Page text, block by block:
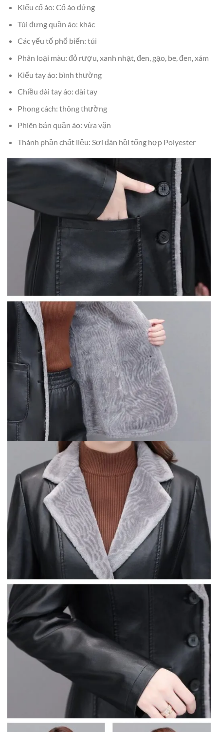
Kiểu cổ áo: Cổ áo đứng
Túi đựng quần áo: khác
Các yếu tố phổ biến: túi
Phân loại màu: đỏ rượu, xanh nhạt, đen, gạo, be, đen, xám
Kiểu tay áo: bình thường
Chiều dài tay áo: dài tay
Phong cách: thông thường
Phiên bản quần áo: vừa vặn
Thành phần chất liệu: Sợi đàn hồi tổng hợp Polyester